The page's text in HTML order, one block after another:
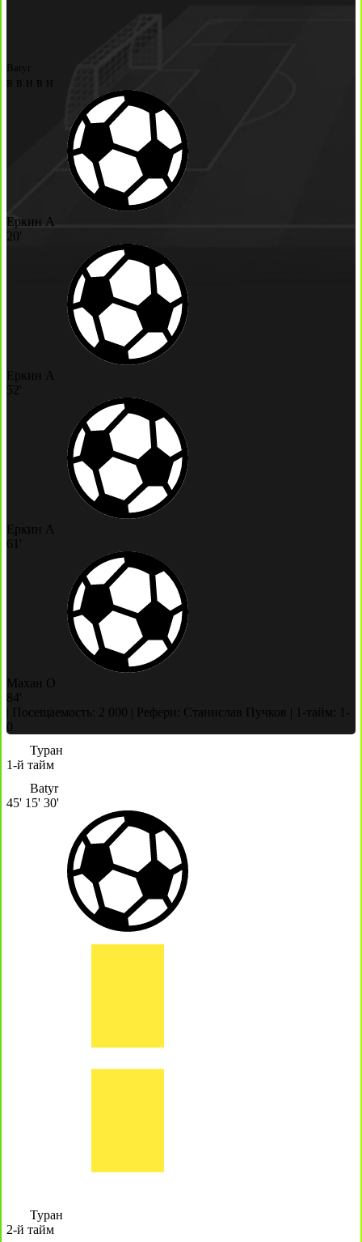
Batyr
в в н в н
Еркин А
20'
Еркин А
52'
Еркин А
61'
Махан О
84'
Посещаемость: 2 000 Рефери: Станислав Пучков
1-тайм: 1-
0
Туран
1-й тайм
Batyr
45' 15' 30'
Туран
2-й тайм